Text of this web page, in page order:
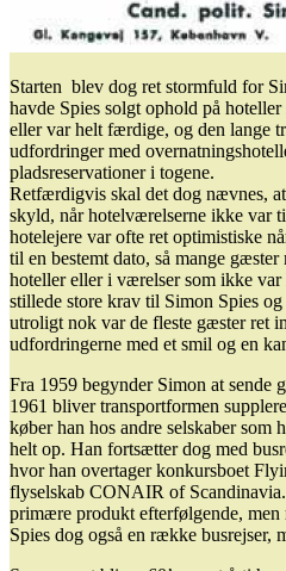
Starten blev dog ret stormfuld for
havde Spies solgt ophold på
eller var helt færdige, og den lange
udfordringer med
pladsreservationer i togene.
Retfærdigvis skal det dog nævnes,
skyld, når hotelværelserne ikke var
hotelejere var ofte ret optimistiske
til en bestemt dato, så mange
hoteller eller i værelser som ikke
stillede store krav til Simon Spies
utroligt nok var de fleste gæster ret
udfordringerne med et smil og en
Fra 1959 begynder Simon at
1961 bliver transportformen
køber han hos andre selskaber
helt op. Han fortsætter dog med
hvor han overtager konkursboet
flyselskab CONAIR of
primære produkt efterfølgende,
Spies dog også en række busrejser,